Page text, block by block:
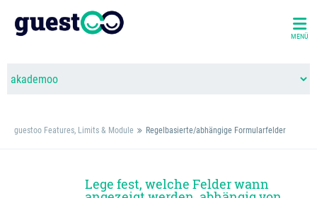
MENÜ
guestoo Features, Limits & Module Regelbasierte/abhängige Formularfelder
Lege fest, welche Felder wann